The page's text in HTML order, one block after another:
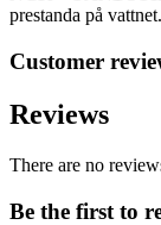
prestanda på vattnet.
Customer
Reviews
There are no
Be the first to